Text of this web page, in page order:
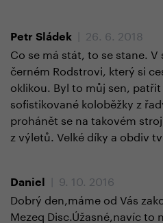
Petr Sládek
| 26. 6. 2018
Co se má stát, to se stane.
černém Rodstrovi, který si
oklikou. Byl to můj sen,
sofistikované koloběžky z
prohánět se na takovém
z výletů. Velké díky a obdiv
Daniel
| 9. 10. 2016
Dobrý den,máme od Vás
Mezeq Disc.Úžasné,navíc to